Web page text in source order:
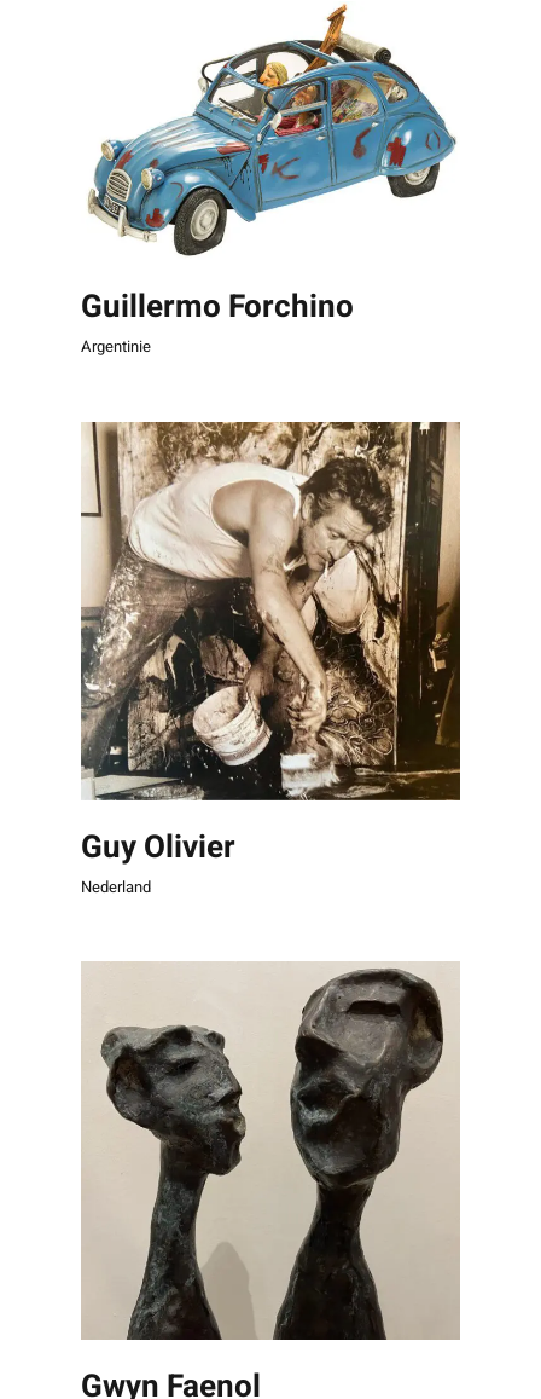
Guillermo Forchino
Argentinie
Guy Olivier
Nederland
Gwyn Faenol